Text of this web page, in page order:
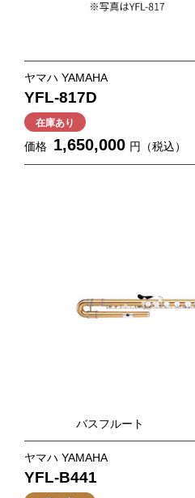
ヤマハ YAMAHA
YFL-817D
在庫あり
価格 1,650,000 円（税込）
バスフルート
ヤマハ YAMAHA
YFL-B441